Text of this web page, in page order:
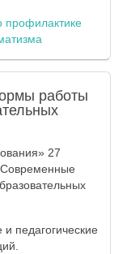
профилактике
работы
27
педагогические